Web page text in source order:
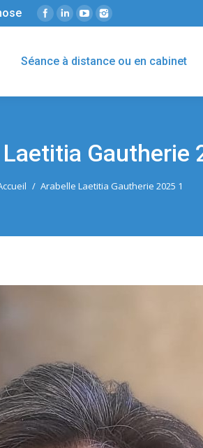
Séance à distance ou en cabinet
Gautherie
Arabelle Laetitia Gautherie 2025 1